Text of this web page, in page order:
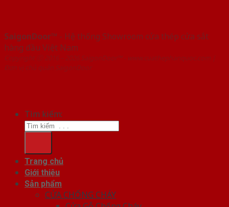
SaigonDoor™ - Hệ thống Showroom cửa thép cửa sắt
hàng đầu Việt Nam
Copyright ⓒ 2016 – 2026 SaigonDoor™ - www.cuathephanquoc.com |
Đơn vị chủ quản SaigonDoor
Tìm kiếm:
Trang chủ
Giới thiệu
Sản phẩm
CỬA CHỐNG CHÁY